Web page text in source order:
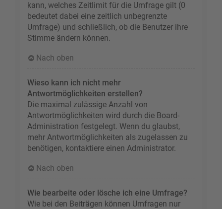
kann, welches Zeitlimit für die Umfrage gilt (0
bedeutet dabei eine zeitlich unbegrenzte
Umfrage) und schließlich, ob die Benutzer ihre
Stimme ändern können.
Nach oben
Wieso kann ich nicht mehr
Antwortmöglichkeiten erstellen?
Die maximal zulässige Anzahl von
Antwortmöglichkeiten wird durch die Board-
Administration festgelegt. Wenn du glaubst,
mehr Antwortmöglichkeiten als zugelassen zu
benötigen, kontaktiere einen Administrator.
Nach oben
Wie bearbeite oder lösche ich eine Umfrage?
Wie bei den Beiträgen können Umfragen nur